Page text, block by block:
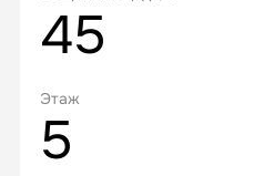
45
Этаж
5